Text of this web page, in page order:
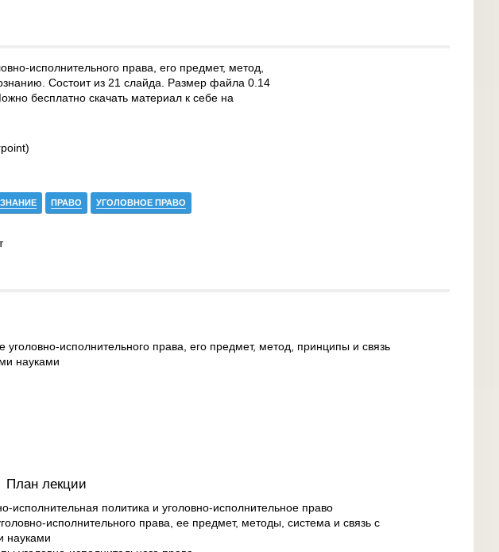
исполнительного права, его предмет, метод,
Состоит из 21 слайда. Размер файла 0.14
бесплатно скачать материал к себе на
ПРАВО УГОЛОВНОЕ ПРАВО
уголовно-исполнительного права, его предмет, метод, принципы и связь
науками
План лекции
исполнительная политика и уголовно-исполнительное право
исполнительного права, ее предмет, методы, система и связь с
науками